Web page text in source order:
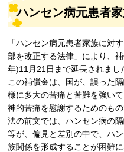
ハンセン病元患者
「ハンセン病元患者家族に対
部を改正する法律」により、
年)11月21日まで延長されまし
この補償金は、国が、誤った
様に多大の苦痛と苦難を強い
神的苦痛を慰謝するためのもの
法の前文では、ハンセン病の
等が、偏見と差別の中で、ハ
族関係を形成することが困難